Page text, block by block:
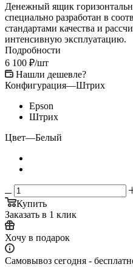
Денежный ящик
специально разработан в
стандартами качества и
интенсивную эксплуатацию.
Подробности
6 100 ₽/шт
Нашли дешевле?
Конфигурация—Штрих
Epson
Штрих
Цвет—Белый
Купить
Заказать в 1 клик
Хочу в подарок
Самовывоз сегодня -